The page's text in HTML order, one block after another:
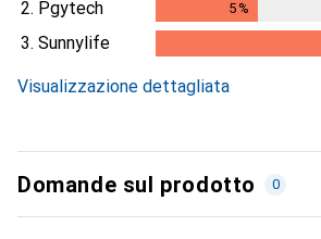
2. Pgytech 5%
3. Sunnylife
Visualizzazione dettagliata
Domande sul prodotto 0